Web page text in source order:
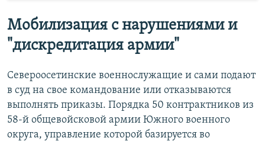
Мобилизация с нарушениями и
"дискредитация армии"
Североосетинские военнослужащие и сами подают
в суд на свое командование или отказываются
выполнять приказы. Порядка 50 контрактников из
58-й общевойсковой армии Южного военного
округа, управление которой базируется во